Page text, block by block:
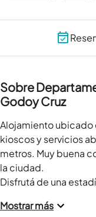
Sobre
Godoy Cruz
Alojamiento ubicado
kioscos y servicios
metros. Muy buena
la ciudad.
Disfrutá de una
Mostrar más